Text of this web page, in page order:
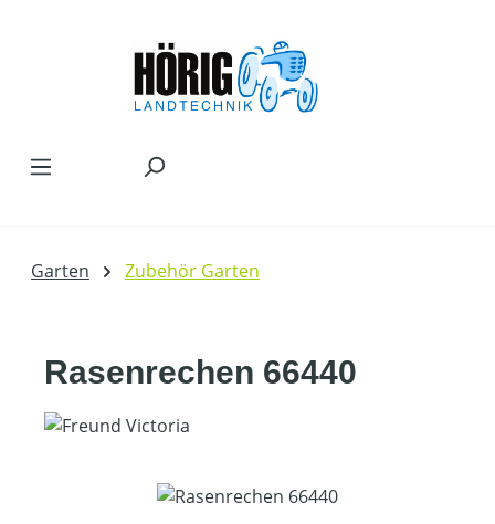
Garten Zubehör Garten
Rasenrechen 66440
Bildergalerie überspringen